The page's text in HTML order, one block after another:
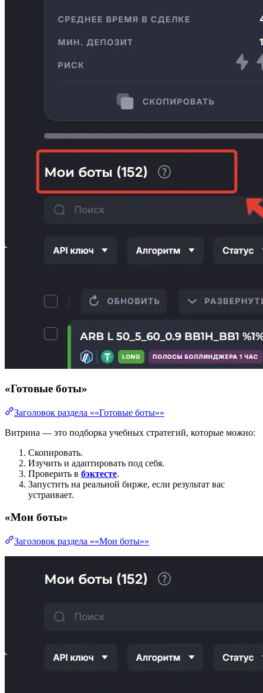
«Готовые боты»
Заголовок раздела ««Готовые боты»»
Витрина — это подборка учебных стратегий, которые можно:
Скопировать.
Изучить и адаптировать под себя.
Проверить в бэктесте.
Запустить на реальной бирже, если результат вас
устраивает.
«Мои боты»
Заголовок раздела ««Мои боты»»